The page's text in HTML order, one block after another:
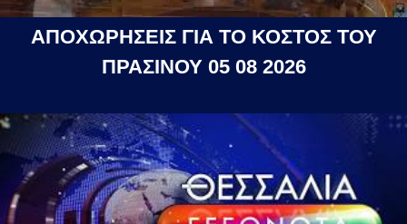
ΑΠΟΧΩΡΗΣΕΙΣ ΓΙΑ ΤΟ ΚΟΣΤΟΣ ΤΟΥ
ΠΡΑΣΙΝΟΥ 05 08 2026